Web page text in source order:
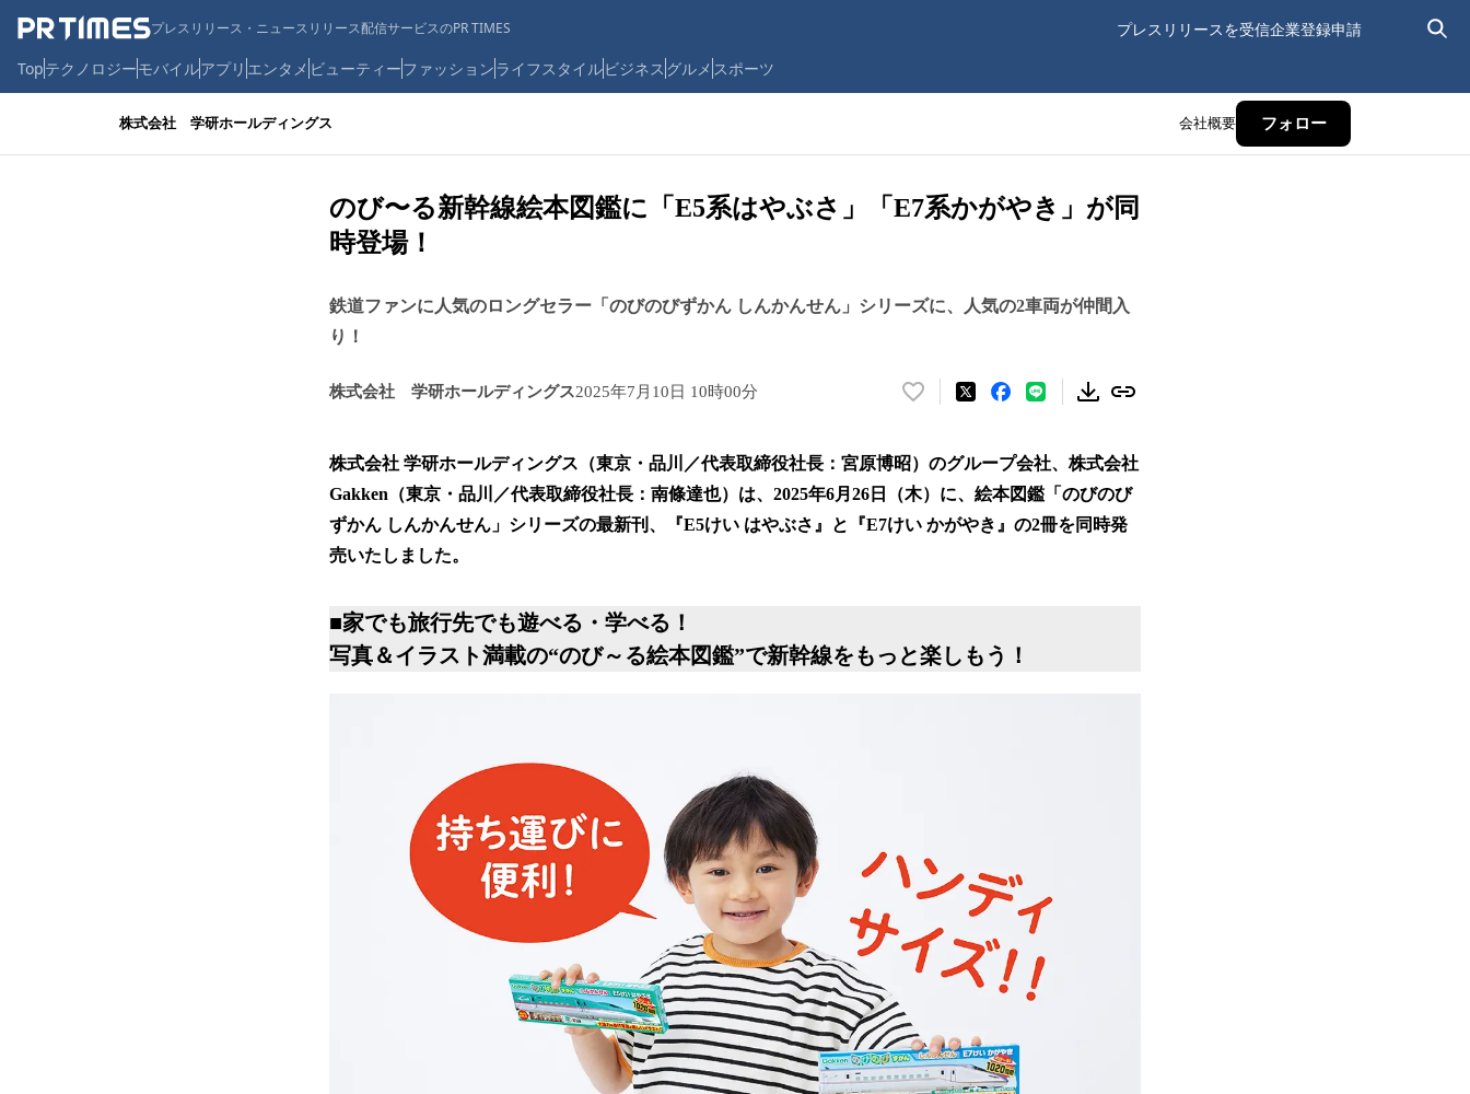
プレスリリース・ニュースリリース配信サービスのPR TIMES プレスリリースを受信企業登録申請
Topテクノロジーモバイルアプリ エンタメ ビューティーファッションライフスタイルビジネス グルメ スポーツ
株式会社 学研ホールディングス 会社概要 フォロー
のび〜る新幹線絵本図鑑に「E5系はやぶさ」「E7系かがやき」が同
時登場！
鉄道ファンに人気のロングセラー「のびのびずかん しんかんせん」シリーズに、人気の2車両が仲間入
り！
株式会社 学研ホールディングス2025年7月10日 10時00分
い
！
数
を
で
株式会社 学研ホールディングス（東京・品川／代表取締役社長：宮原博昭）のグループ会社、株式会社
Gakken（東京・品川／代表取締役社長：南條達也）は、2025年6月26日（木）に、絵本図鑑「のびのび
ずかん しんかんせん」シリーズの最新刊、『E5けい はやぶさ』と『E7けい かがやき』の2冊を同時発
売いたしました。
■家でも旅行先でも遊べる・学べる！
写真＆イラスト満載の“のび～る絵本図鑑”で新幹線をもっと楽しもう！